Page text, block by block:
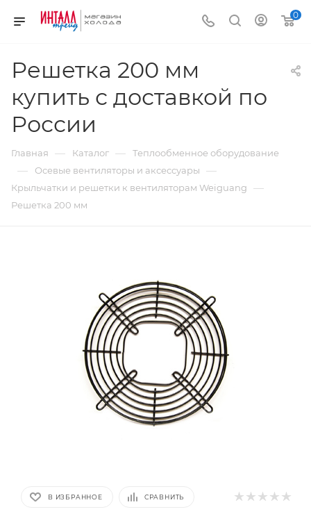
0
Решетка 200 мм
купить с доставкой по
России
Главная — Каталог — Теплообменное оборудование
— Осевые вентиляторы и аксессуары —
Крыльчатки и решетки к вентиляторам Weiguang —
Решетка 200 мм
В ИЗБРАННОЕ СРАВНИТЬ